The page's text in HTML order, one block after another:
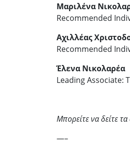
Μαριλένα
Recommended
Αχιλλέας
Recommended
Έλενα Νικολαρέα
Leading Associate:
Μπορείτε να δείτε
—–